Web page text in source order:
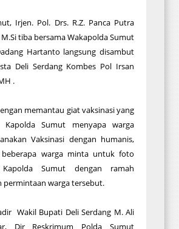
Irjen. Pol. Drs. R.Z. Panca Putra
tiba bersama Wakapolda Sumut
Hartanto langsung disambut
Deli Serdang Kombes Pol Irsan
.
memantau giat vaksinasi yang
Kapolda Sumut menyapa warga
Vaksinasi dengan humanis,
warga minta untuk foto
Sumut dengan ramah
permintaan warga tersebut.
Wakil Bupati Deli Serdang M. Ali
Dir Reskrimum Polda Sumut